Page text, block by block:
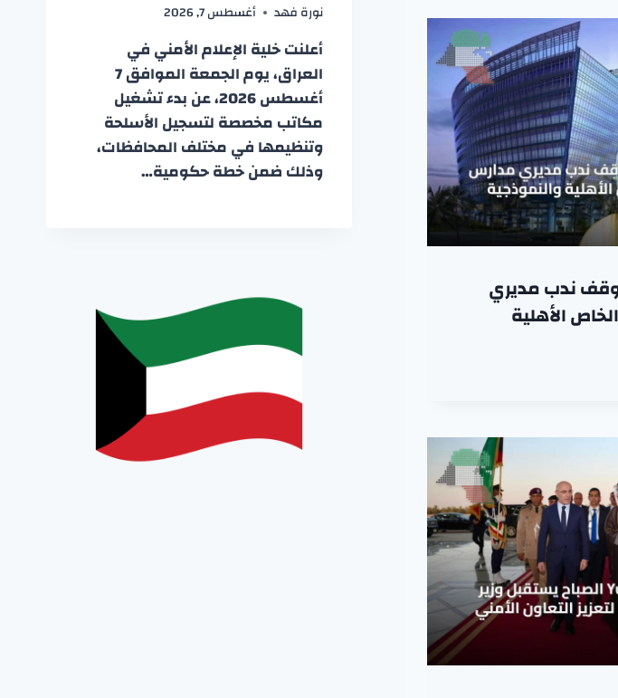
وقف ندب مديري
الأهلية
نورة فهد أغسطس 7, 2026
أعلنت خلية الإعلام الأمني في
العراق، يوم الجمعة الموافق 7
أغسطس 2026، عن بدء تشغيل
مكاتب مخصصة لتسجيل الأسلحة
وتنظيمها في مختلف المحافظات،
وذلك ضمن خطة حكومية…